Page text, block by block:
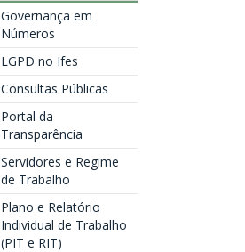
Governança em
Números
LGPD no Ifes
Consultas Públicas
Portal da
Transparência
Servidores e Regime
de Trabalho
Plano e Relatório
Individual de Trabalho
(PIT e RIT)